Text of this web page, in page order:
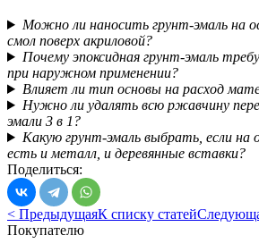
Можно ли наносить грунт-эмаль на
смол поверх акриловой?
Почему эпоксидная грунт-эмаль
при наружном применении?
Влияет ли тип основы на расход
Нужно ли удалять всю ржавчину
эмали 3 в 1?
Какую грунт-эмаль выбрать, если на
есть и металл, и деревянные вставки?
Поделиться:
< ПредыдущаяК списку статей
Покупателю